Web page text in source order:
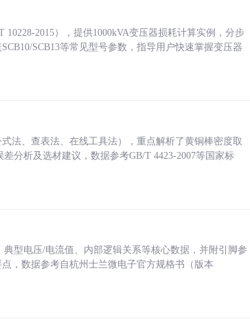
2015），提供1000kVA变压器损耗计算实例，分步
SCB13等常见型号参数，指导用户快速掌握变压器
法、查表法、在线工具法），重点解析了黄铜棒密度取
分析及选材建议，数据参考GB/T 4423-2007等国家标
型电压/电流值、内部逻辑关系等核心数据，并附引脚参
，数据参考自杭州士兰微电子官方规格书（版本